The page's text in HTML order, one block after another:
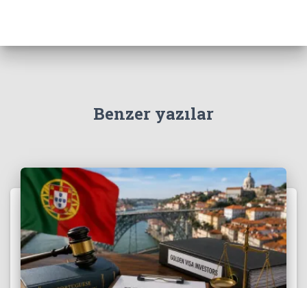
Benzer yazılar